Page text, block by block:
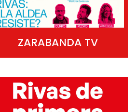
ZARABANDA TV